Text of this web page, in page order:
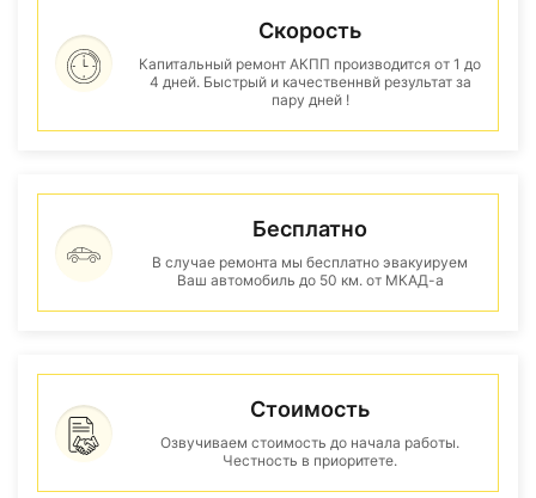
Скорость
Капитальный ремонт АКПП производится от 1 до
4 дней. Быстрый и качественнвй результат за
пару дней !
Бесплатно
В случае ремонта мы бесплатно эвакуируем
Ваш автомобиль до 50 км. от МКАД-а
Стоимость
Озвучиваем стоимость до начала работы.
Честность в приоритете.